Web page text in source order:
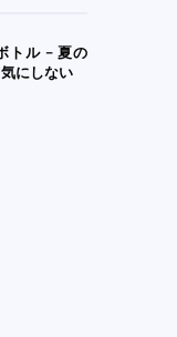
トル – 夏の
にしない